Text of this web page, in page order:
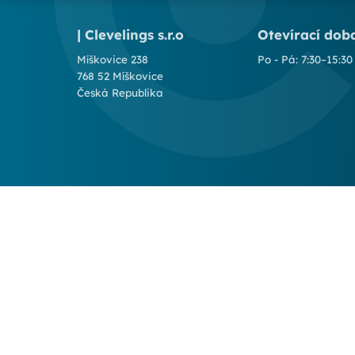
| Clevelings s.r.o
Míškovice 238
768 52 Míškovice
Česká Republika
Otevírací
Po - Pá: 7:30–15:30